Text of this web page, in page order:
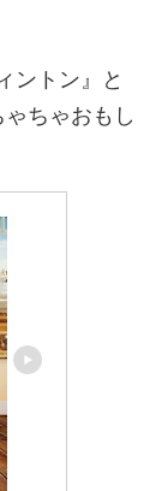
ントン』と
ちゃおもし